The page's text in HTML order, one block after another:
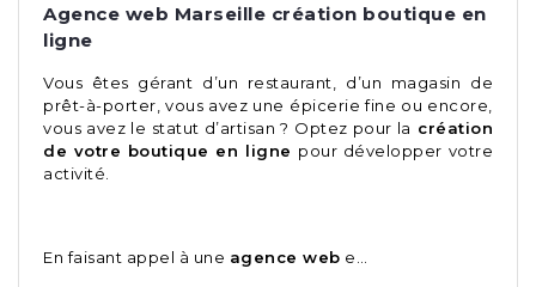
Agence web Marseille création boutique en
ligne
Vous êtes gérant d’un restaurant, d’un magasin de
prêt-à-porter, vous avez une épicerie fine ou encore,
vous avez le statut d’artisan ? Optez pour la création
de votre boutique en ligne pour développer votre
activité.
En faisant appel à une agence web e…